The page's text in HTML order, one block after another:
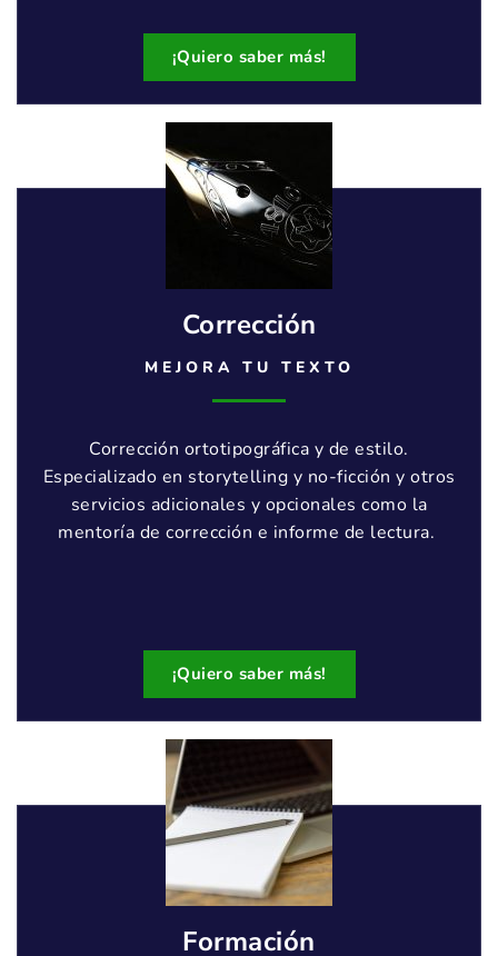
¡Quiero saber más!
Corrección
MEJORA TU TEXTO
Corrección ortotipográfica y de estilo.
Especializado en storytelling y no-ficción y otros
servicios adicionales y opcionales como la
mentoría de corrección e informe de lectura.
¡Quiero saber más!
Formación